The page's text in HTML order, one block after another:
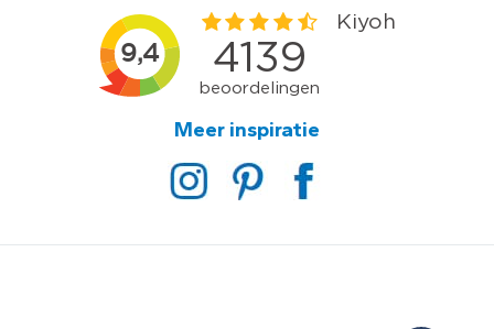
Meer inspiratie